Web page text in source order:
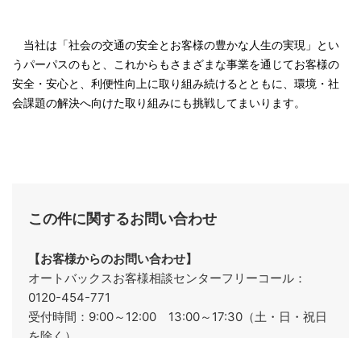
当社は「社会の交通の安全とお客様の豊かな人生の実現」とい
うパーパスのもと、これからもさまざまな事業を通じてお客様の
安全・安心と、利便性向上に取り組み続けるとともに、環境・社
会課題の解決へ向けた取り組みにも挑戦してまいります。
この件に関するお問い合わせ
【お客様からのお問い合わせ】
オートバックスお客様相談センターフリーコール：
0120-454-771
受付時間：9:00～12:00 13:00～17:30（土・日・祝日